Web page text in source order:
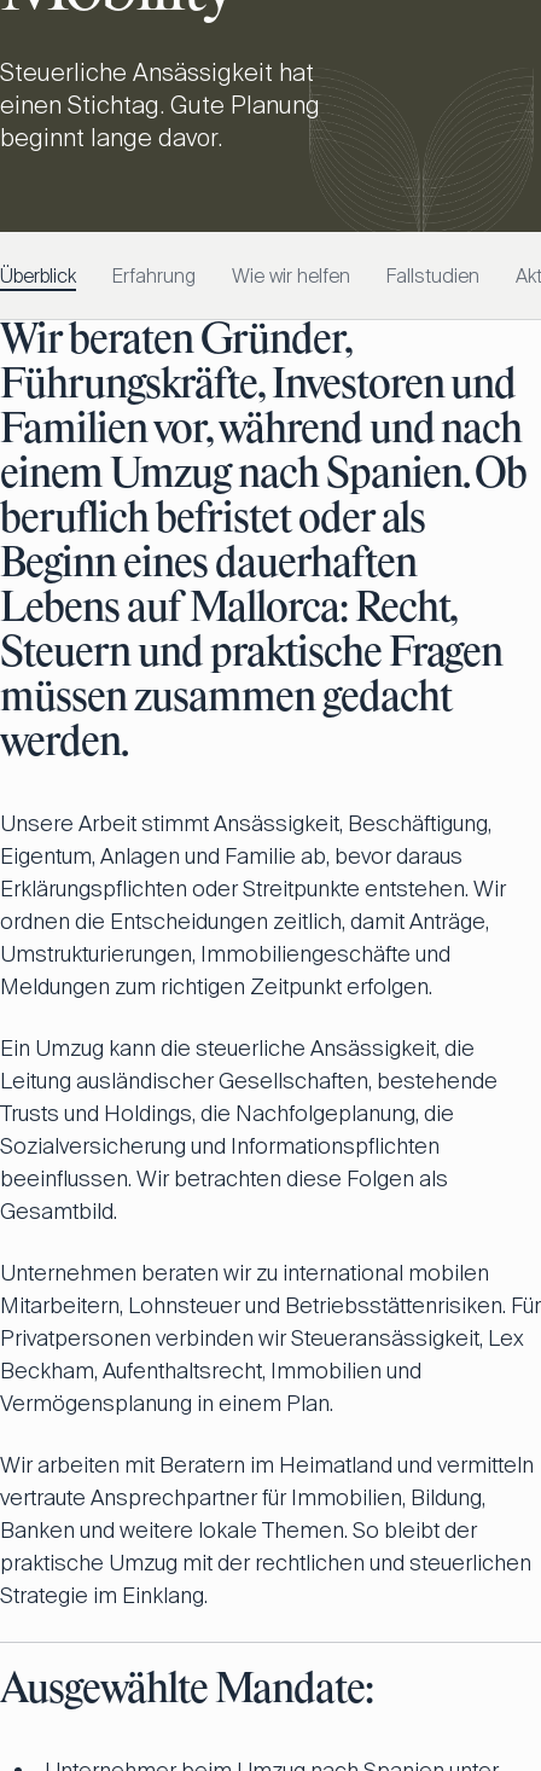
Steuerliche Ansässigkeit hat
einen Stichtag. Gute Planung
beginnt lange davor.
Überblick Erfahrung Wie wir helfen Fallstudien
Wir beraten Gründer,
Führungskräfte, Investoren und
Familien vor, während und nach
einem Umzug nach Spanien. Ob
beruflich befristet oder als
Beginn eines dauerhaften
Lebens auf Mallorca: Recht,
Steuern und praktische Fragen
müssen zusammen gedacht
werden.
Unsere Arbeit stimmt Ansässigkeit, Beschäftigung,
Eigentum, Anlagen und Familie ab, bevor daraus
Erklärungspflichten oder Streitpunkte entstehen. Wir
ordnen die Entscheidungen zeitlich, damit Anträge,
Umstrukturierungen, Immobiliengeschäfte und
Meldungen zum richtigen Zeitpunkt erfolgen.
Ein Umzug kann die steuerliche Ansässigkeit, die
Leitung ausländischer Gesellschaften, bestehende
Trusts und Holdings, die Nachfolgeplanung, die
Sozialversicherung und Informationspflichten
beeinflussen. Wir betrachten diese Folgen als
Gesamtbild.
Unternehmen beraten wir zu international mobilen
Mitarbeitern, Lohnsteuer und Betriebsstättenrisiken. Für
Privatpersonen verbinden wir Steueransässigkeit, Lex
Beckham, Aufenthaltsrecht, Immobilien und
Vermögensplanung in einem Plan.
Wir arbeiten mit Beratern im Heimatland und vermitteln
vertraute Ansprechpartner für Immobilien, Bildung,
Banken und weitere lokale Themen. So bleibt der
praktische Umzug mit der rechtlichen und steuerlichen
Strategie im Einklang.
Ausgewählte Mandate: